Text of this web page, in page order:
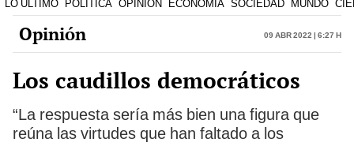
LO ÚLTIMO POLÍTICA OPINIÓN ECONOMÍA SOCIEDAD MUNDO
Opinión 09 Abr 2022 | 6:27 h
Los caudillos democráticos
“La respuesta sería más bien una figura que
reúna las virtudes que han faltado a los